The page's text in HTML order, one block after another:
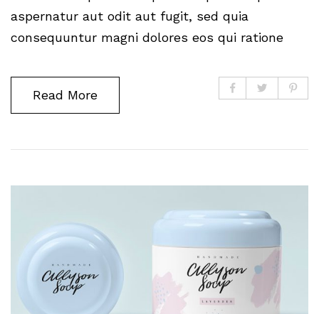
aspernatur aut odit aut fugit, sed quia
consequuntur magni dolores eos qui ratione
Read More